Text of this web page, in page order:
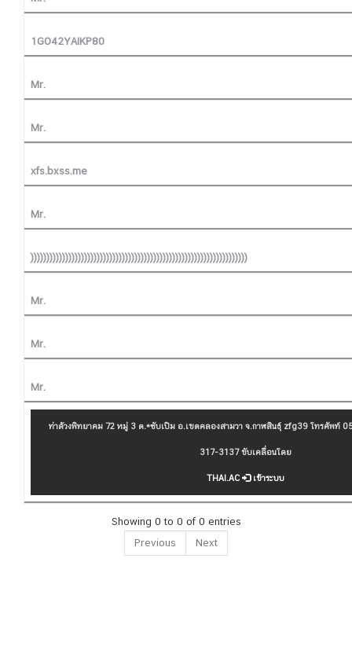
1GO42YAIKP80
Mr.
Mr.
xfs.bxss.me
Mr.
)))))))))))))))))))))))))))))))))))))))))))))))))))))))))))))))))))))
Mr.
Mr.
Mr.
ท่าด้วงพิทยาคม 72 หมู่ 3 ต.*ซับเปิม อ.เขตคลองสามวา จ.กาฬสินธุ์ zfg39 โทรศัพท์
317-3137 ขับเคลื่อนโดย
THAI.AC เข้าระบบ
Showing 0 to 0 of 0 entries
Previous
Next